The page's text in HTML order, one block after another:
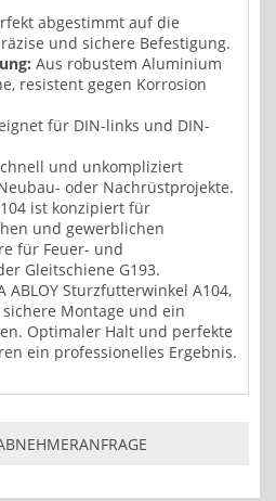
abgestimmt auf die
und sichere Befestigung.
Aus robustem Aluminium
resistent gegen Korrosion
für DIN-links und DIN-
und unkompliziert
oder Nachrüstprojekte.
ist konzipiert für
und gewerblichen
für Feuer- und
Gleitschiene G193.
ABLOY Sturzfutterwinkel A104,
Montage und ein
Optimaler Halt und perfekte
ein professionelles Ergebnis.